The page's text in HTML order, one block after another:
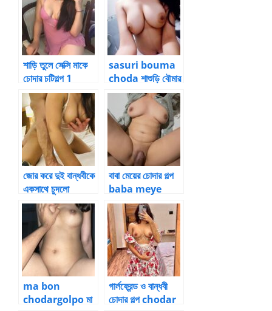
শাড়ি তুলে সেক্সি মাকে
চোদার চটিগল্প 1
sasuri bouma
choda শাশুড়ি বৌমার
চোদার গল্প ২
জোর করে দুই বান্ধবীকে
একসাথে চুদলো
বাবা মেয়ের চোদার গল্প
baba meye
chodar golpo
ma bon
chodargolpo মা
গার্লফ্রেন্ড ও বান্ধবী
চোদার গল্প chodar